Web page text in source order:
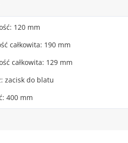
120 mm
całkowita: 190 mm
całkowita: 129 mm
zacisk do blatu
400 mm